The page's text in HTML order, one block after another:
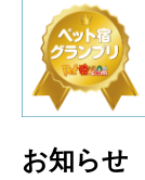
お知らせ